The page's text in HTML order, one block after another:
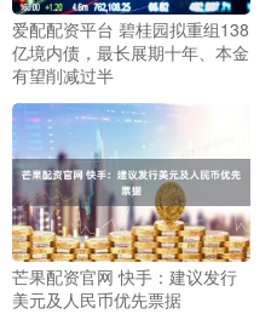
爱配配资平台 碧桂园拟重组138
亿境内债，最长展期十年、本金
有望削减过半
芒果配资官网 快手：建议发行
美元及人民币优先票据